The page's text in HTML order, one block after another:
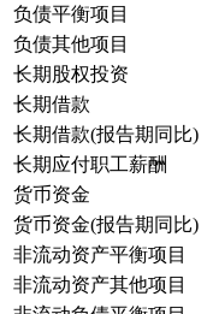
负债平衡项目
负债其他项目
长期股权投资
长期借款
长期借款(报告期同比)
长期应付职工薪酬
货币资金
货币资金(报告期同比)
非流动资产平衡项目
非流动资产其他项目